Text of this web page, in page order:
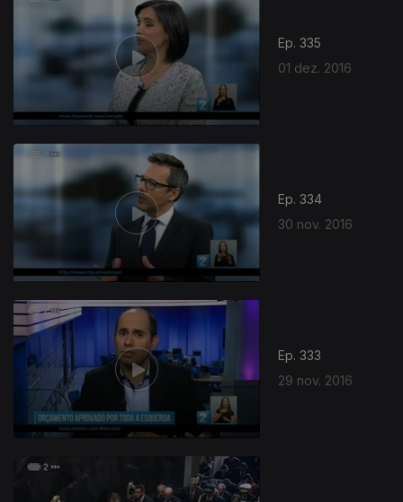
Ep. 335
01 dez. 2016
Ep. 334
30 nov. 2016
Ep. 333
29 nov. 2016